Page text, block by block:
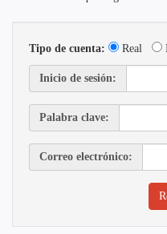
Tipo de cuenta: Real
Inicio de sesión:
Palabra clave:
Correo electrónico: